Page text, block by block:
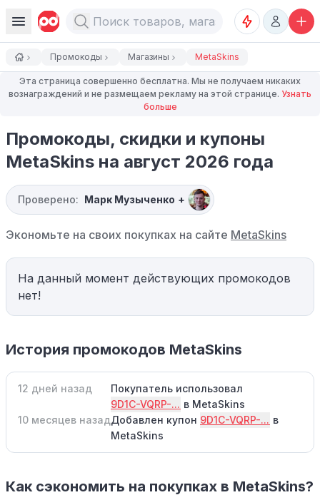
Промокоды Магазины MetaSkins
Эта страница совершенно бесплатна. Мы не получаем никаких
вознаграждений и не размещаем рекламу на этой странице. Узнать
больше
Промокоды, скидки и купоны
MetaSkins на август 2026 года
Проверено: Марк Музыченко +
Экономьте на своих покупках на сайте MetaSkins
На данный момент действующих промокодов
нет!
История промокодов MetaSkins
12 дней назад
Покупатель использовал
9D1C-VQRP-... в MetaSkins
10 месяцев назадДобавлен купон 9D1C-VQRP-... в
MetaSkins
Как сэкономить на покупках в MetaSkins?